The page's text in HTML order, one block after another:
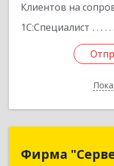
Клиентов на
1С:Специалист
Фирма